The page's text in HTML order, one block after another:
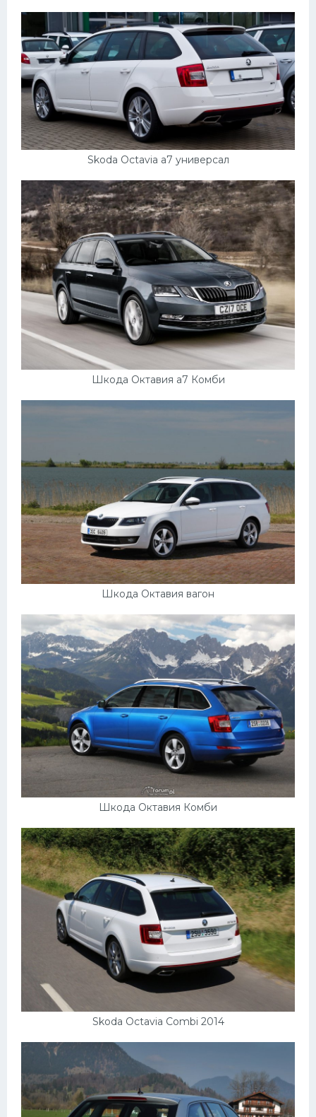
Skoda Octavia a7 универсал
Шкода Октавия а7 Комби
Шкода Октавия вагон
Шкода Октавия Комби
Skoda Octavia Combi 2014